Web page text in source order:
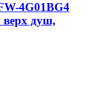
4G01BG4
верх душ,